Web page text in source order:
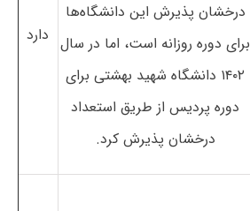
درخشان پذیرش این دانشگاه‌ها
برای دوره روزانه است، اما در سال
۱۴۰۲ دانشگاه شهید بهشتی برای
دوره پردیس از طریق استعداد
درخشان پذیرش کرد.
دارد